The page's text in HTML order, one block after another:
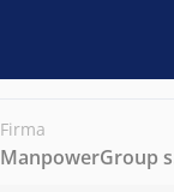
Firma
ManpowerGroup